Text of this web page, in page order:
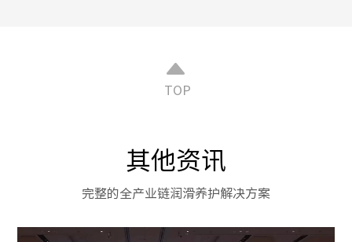
TOP
其他资讯
完整的全产业链润滑养护解决方案